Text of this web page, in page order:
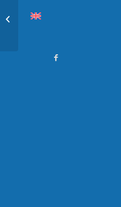
46. Глобальна оцінка загроз